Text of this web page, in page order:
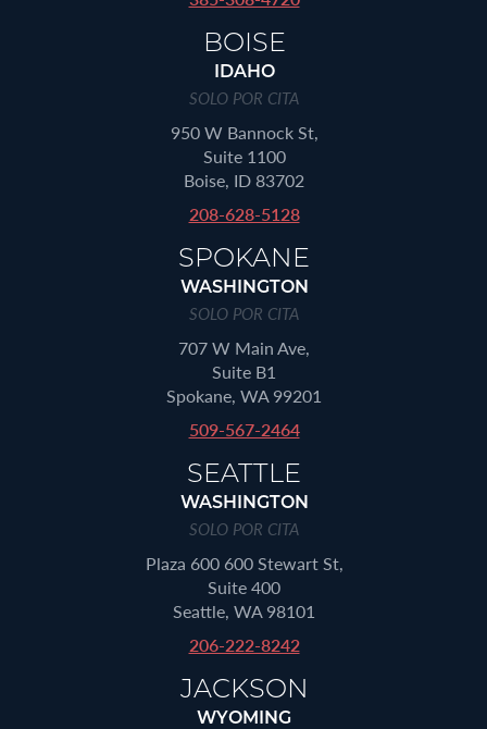
BOISE
IDAHO
SOLO POR CITA
950 W Bannock St,
Suite 1100
Boise, ID 83702
208-628-5128
SPOKANE
WASHINGTON
SOLO POR CITA
707 W Main Ave,
Suite B1
Spokane, WA 99201
509-567-2464
SEATTLE
WASHINGTON
SOLO POR CITA
Plaza 600 600 Stewart St,
Suite 400
Seattle, WA 98101
206-222-8242
JACKSON
WYOMING